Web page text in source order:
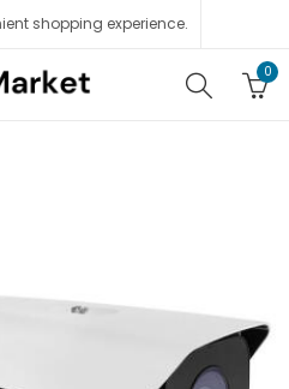
shopping experience.
0